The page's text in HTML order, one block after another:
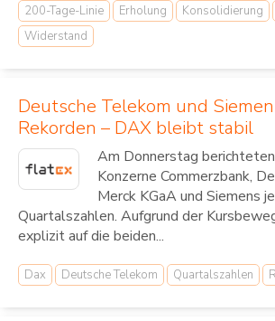
200-Tage-Linie Erholung Konsolidierung
Widerstand
Deutsche Telekom und
Rekorden – DAX bleibt stabil
Am Donnerstag
Konzerne Commerzbank,
Merck KGaA und Siemens
Quartalszahlen. Aufgrund der
explizit auf die beiden...
Dax Deutsche Telekom Quartalszahlen